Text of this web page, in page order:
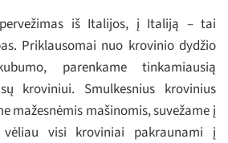
iš Italijos, į Italiją – tai
Priklausomai nuo krovinio dydžio
parenkame tinkamiausią
kroviniui. Smulkesnius krovinius
mažesnėmis mašinomis, suvežame į
visi kroviniai pakraunami į